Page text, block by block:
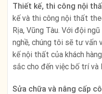
Thiết kế, thi công nội
kế và thi công nội thất
Rịa, Vũng Tàu. Với đội ngũ
nghề, chúng tôi sẽ tư vấn
kế nội thất của khách
sắc cho đến việc bố trí và
Sửa chữa và nâng cấp